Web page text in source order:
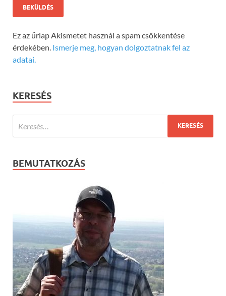
Ez az űrlap Akismetet használ a spam csökkentése
érdekében. Ismerje meg, hogyan dolgoztatnak fel az
adatai.
KERESÉS
BEMUTATKOZÁS